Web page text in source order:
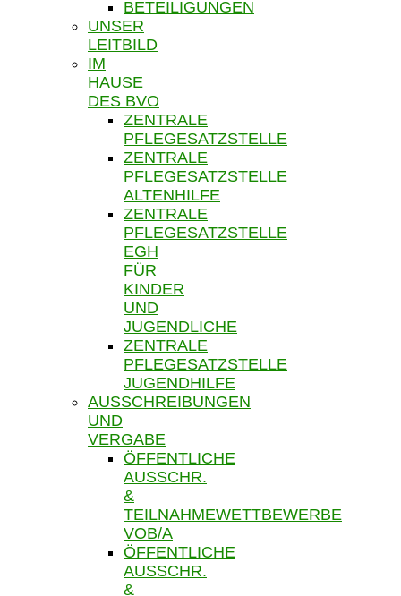
BETEILIGUNGEN
UNSER
LEITBILD
IM
HAUSE
DES BVO
ZENTRALE
PFLEGESATZSTELLE
ZENTRALE
PFLEGESATZSTELLE
ALTENHILFE
ZENTRALE
PFLEGESATZSTELLE
EGH
FÜR
KINDER
UND
JUGENDLICHE
ZENTRALE
PFLEGESATZSTELLE
JUGENDHILFE
AUSSCHREIBUNGEN
UND
VERGABE
ÖFFENTLICHE
AUSSCHR.
&
TEILNAHMEWETTBEWERBE
VOB/A
ÖFFENTLICHE
AUSSCHR.
&